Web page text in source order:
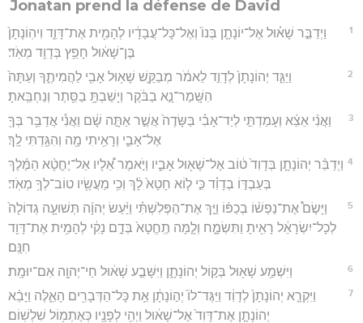
Jonatan prend la défense de David
1
וַיְדַבֵּ֣ר שָׁא֗וּל אֶל־יוֹנָתָ֤ן בְּנוֹ֙ וְאֶל־כָּל־עֲבָדָ֔יו לְהָמִ֖ית אֶת־דָּוִ֑ד וִיהֽוֹנָתָן֙
בֶּן־שָׁא֔וּל חָפֵ֥ץ בְּדָוִ֖ד מְאֹֽד׃
2
וַיַּגֵּ֤ד יְהוֹנָתָן֙ לְדָוִ֣ד לֵאמֹ֔ר מְבַקֵּ֛שׁ שָׁא֥וּל אָבִ֖י לַהֲמִיתֶ֑ךָ וְעַתָּה֙
הִשָּֽׁמֶר־נָ֣א בַבֹּ֔קֶר וְיָשַׁבְתָּ֥ בַסֵּ֖תֶר וְנַחְבֵּֽאתָ׃
3
וַאֲנִ֨י אֵצֵ֜א וְעָמַדְתִּ֣י לְיַד־אָבִ֗י בַּשָּׂדֶה֙ אֲשֶׁ֣ר אַתָּ֣ה שָׁ֔ם וַאֲנִ֕י אֲדַבֵּ֥ר בְּךָ֖
אֶל־אָבִ֑י וְרָאִ֥יתִי מָ֖ה וְהִגַּ֥דְתִּי לָֽךְ׃
4 וַיְדַבֵּ֨ר יְהוֹנָתָ֤ן בְּדָוִד֙ ט֔וֹב אֶל־שָׁא֖וּל אָבִ֑יו וַיֹּ֣אמֶר אֵ֠לָיו אַל־יֶחֱטָ֨א הַמֶּ֜לֶךְ
בְּעַבְדּ֣וֹ בְדָוִ֗ד כִּ֣י ל֤וֹא חָטָא֙ לָ֔ךְ וְכִ֥י מַעֲשָׂ֖יו טוֹב־לְךָ֥ מְאֹֽד׃
5
וַיָּשֶׂם֩ אֶת־נַפְשׁ֨וֹ בְכַפּ֜וֹ וַיַּ֣ךְ אֶת־הַפְּלִשְׁתִּ֗י וַיַּ֨עַשׂ יְהוָ֜ה תְּשׁוּעָ֤ה גְדוֹלָה֙
לְכָל־יִשְׂרָאֵ֔ל רָאִ֖יתָ וַתִּשְׂמָ֑ח וְלָ֤מָּה תֶֽחֱטָא֙ בְּדָ֣ם נָקִ֔י לְהָמִ֥ית אֶת־דָּוִ֖ד
חִנָּֽם׃
6 וַיִּשְׁמַ֥ע שָׁא֖וּל בְּק֣וֹל יְהוֹנָתָ֑ן וַיִּשָּׁבַ֣ע שָׁא֔וּל חַי־יְהוָ֖ה אִם־יוּמָֽת׃
7
וַיִּקְרָ֤א יְהוֹנָתָן֙ לְדָוִ֔ד וַיַּגֶּד־לוֹ֙ יְה֣וֹנָתָ֔ן אֵ֥ת כָּל־הַדְּבָרִ֖ים הָאֵ֑לֶּה וַיָּבֵ֨א
יְהוֹנָתָ֤ן אֶת־דָּוִד֙ אֶל־שָׁא֔וּל וַיְהִ֥י לְפָנָ֖יו כְּאֶתְמ֥וֹל שִׁלְשֽׁוֹם׃